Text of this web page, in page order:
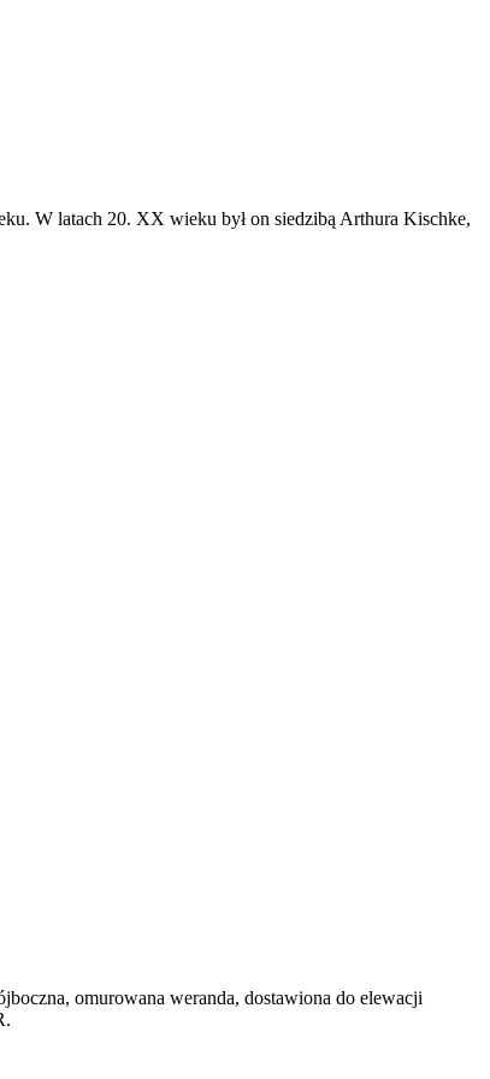
W latach 20. XX wieku był on siedzibą Arthura Kischke,
omurowana weranda, dostawiona do elewacji